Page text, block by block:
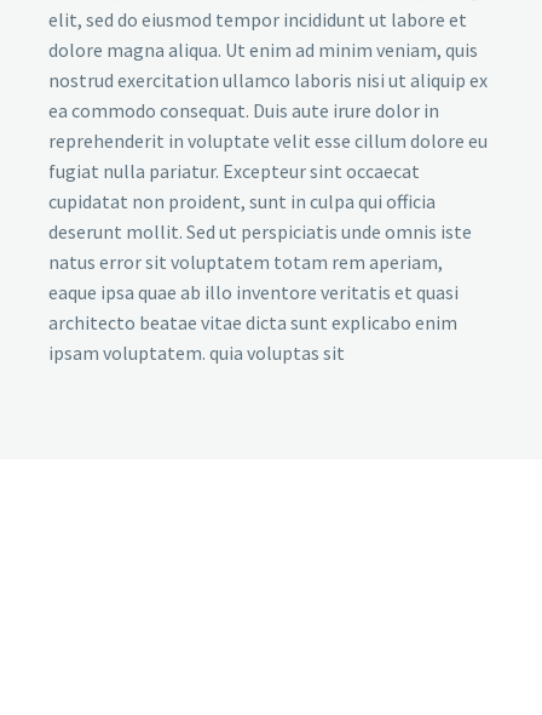
elit, sed do eiusmod tempor incididunt ut labore et
dolore magna aliqua. Ut enim ad minim veniam, quis
nostrud exercitation ullamco laboris nisi ut aliquip ex
ea commodo consequat. Duis aute irure dolor in
reprehenderit in voluptate velit esse cillum dolore eu
fugiat nulla pariatur. Excepteur sint occaecat
cupidatat non proident, sunt in culpa qui officia
deserunt mollit. Sed ut perspiciatis unde omnis iste
natus error sit voluptatem totam rem aperiam,
eaque ipsa quae ab illo inventore veritatis et quasi
architecto beatae vitae dicta sunt explicabo enim
ipsam voluptatem. quia voluptas sit